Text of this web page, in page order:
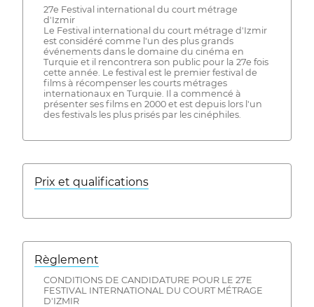
27e Festival international du court métrage
d'Izmir
Le Festival international du court métrage d'Izmir
est considéré comme l'un des plus grands
événements dans le domaine du cinéma en
Turquie et il rencontrera son public pour la 27e fois
cette année. Le festival est le premier festival de
films à récompenser les courts métrages
internationaux en Turquie. Il a commencé à
présenter ses films en 2000 et est depuis lors l'un
des festivals les plus prisés par les cinéphiles.
Prix ​​et qualifications
Règlement
CONDITIONS DE CANDIDATURE POUR LE 27E
FESTIVAL INTERNATIONAL DU COURT MÉTRAGE
D'IZMIR